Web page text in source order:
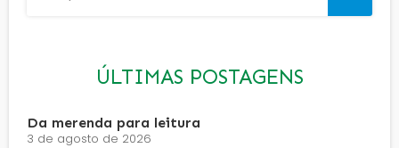
ÚLTIMAS POSTAGENS
Da merenda para leitura
3 de agosto de 2026